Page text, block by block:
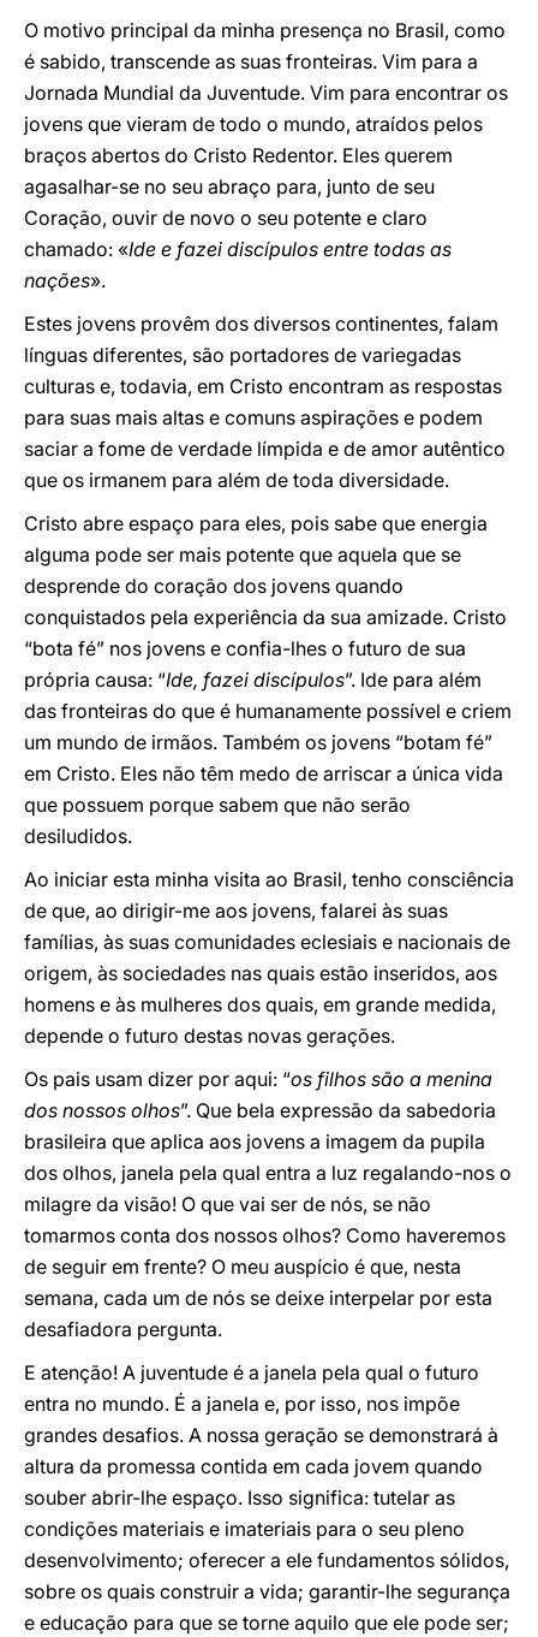
O motivo principal da minha presença no Brasil, como
é sabido, transcende as suas fronteiras. Vim para a
Jornada Mundial da Juventude. Vim para encontrar os
jovens que vieram de todo o mundo, atraídos pelos
braços abertos do Cristo Redentor. Eles querem
agasalhar-se no seu abraço para, junto de seu
Coração, ouvir de novo o seu potente e claro
chamado: «Ide e fazei discípulos entre todas as
nações».
Estes jovens provêm dos diversos continentes, falam
línguas diferentes, são portadores de variegadas
culturas e, todavia, em Cristo encontram as respostas
para suas mais altas e comuns aspirações e podem
saciar a fome de verdade límpida e de amor autêntico
que os irmanem para além de toda diversidade.
Cristo abre espaço para eles, pois sabe que energia
alguma pode ser mais potente que aquela que se
desprende do coração dos jovens quando
conquistados pela experiência da sua amizade. Cristo
“bota fé” nos jovens e confia-lhes o futuro de sua
própria causa: “Ide, fazei discípulos”. Ide para além
das fronteiras do que é humanamente possível e criem
um mundo de irmãos. Também os jovens “botam fé”
em Cristo. Eles não têm medo de arriscar a única vida
que possuem porque sabem que não serão
desiludidos.
Ao iniciar esta minha visita ao Brasil, tenho consciência
de que, ao dirigir-me aos jovens, falarei às suas
famílias, às suas comunidades eclesiais e nacionais de
origem, às sociedades nas quais estão inseridos, aos
homens e às mulheres dos quais, em grande medida,
depende o futuro destas novas gerações.
Os pais usam dizer por aqui: “os filhos são a menina
dos nossos olhos”. Que bela expressão da sabedoria
brasileira que aplica aos jovens a imagem da pupila
dos olhos, janela pela qual entra a luz regalando-nos o
milagre da visão! O que vai ser de nós, se não
tomarmos conta dos nossos olhos? Como haveremos
de seguir em frente? O meu auspício é que, nesta
semana, cada um de nós se deixe interpelar por esta
desafiadora pergunta.
E atenção! A juventude é a janela pela qual o futuro
entra no mundo. É a janela e, por isso, nos impõe
grandes desafios. A nossa geração se demonstrará à
altura da promessa contida em cada jovem quando
souber abrir-lhe espaço. Isso significa: tutelar as
condições materiais e imateriais para o seu pleno
desenvolvimento; oferecer a ele fundamentos sólidos,
sobre os quais construir a vida; garantir-lhe segurança
e educação para que se torne aquilo que ele pode ser;